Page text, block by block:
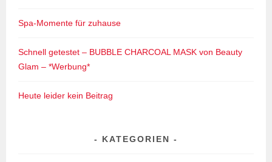
Spa-Momente für zuhause
Schnell getestet – BUBBLE CHARCOAL MASK von Beauty
Glam – *Werbung*
Heute leider kein Beitrag
KATEGORIEN